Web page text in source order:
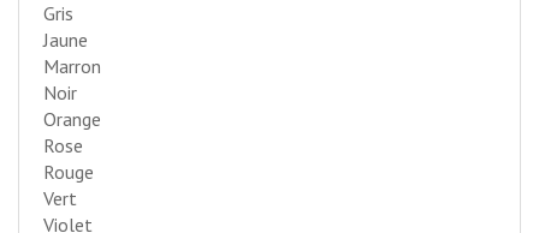
Gris
Jaune
Marron
Noir
Orange
Rose
Rouge
Vert
Violet